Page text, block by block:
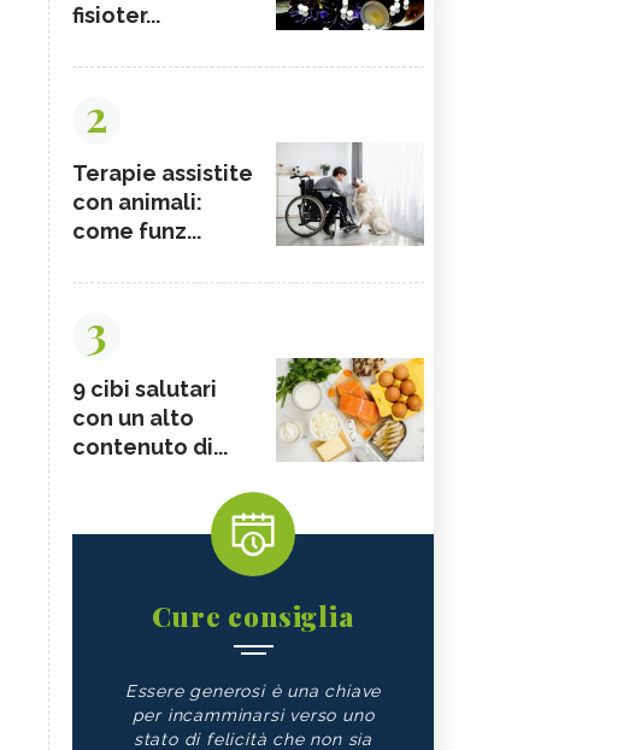
fisioter...
2
Terapie assistite
con animali:
come funz...
3
9 cibi salutari
con un alto
contenuto di...
Cure consiglia
Essere generosi è una chiave
per incamminarsi verso uno
stato di felicità che non sia